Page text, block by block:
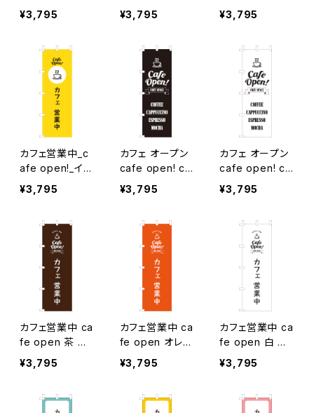
ク のぼり旗
¥3,795
ー のぼり旗
¥3,795
ーン のぼり旗
¥3,795
カフェ営業中_c
afe open!_イエ
ロー のぼり旗
¥3,795
カフェ オープン
cafe open! co
zy space_黒
のぼり旗
¥3,795
カフェ オープン
cafe open! co
zy space_白
のぼり旗
¥3,795
カフェ営業中 ca
fe open 茶 の
ぼり旗
¥3,795
カフェ営業中 ca
fe open オレン
ジ のぼり旗
¥3,795
カフェ営業中 ca
fe open 白 の
ぼり旗
¥3,795